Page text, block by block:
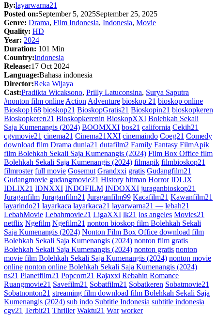
By:layarwarna21
Posted on:September 5, 2025September 25, 2025
Genre: Drama, Film Indonesia, Indonesia, Movie
Quality: HD
Year: 2024
Duration: 101 Min
Country:Indonesia
Release:17 Oct 2024
Language:Bahasa indonesia
Director:Reka Wijaya
Cast:Pradikta Wicaksono, Prilly Latuconsina, Surya Saputra
#nonton film online Action Adventure bioskop 21 bioskop online
Bioskop168 bioskop21 BioskopGratis21 Bioskopin21 bioskopkeren
Bioskopkeren21 Bioskopkerenin BioskopXXI Bolehkah Sekali
Saja Kumenangis (2024) BOOMXXI bos21 california Cekih21
cgvmovie21 cinema21 Cinema21XXI cinemaindo Coeg21 Comedy
download film Drama dunia21 dutafilm2 Family Fantasy FilmApik
film Bolehkah Sekali Saja Kumenangis (2024) Film Box Office film
Bolehkah Sekali Saja Kumenangis (2024) filmapik filmbioskop21
filmroster full movie Gosemut Grandxxi gratis Gudangfilm21
Gudangmovie gudangmovie21 History hitman Horror IDLIX
IDLIX21 IDNXXI INDOFILM INDOXXI juraganbioskop21
Juraganfilm Juraganfilm21 Juraganfilm99 Kacafilm21 Kawanfilm21
layarindo21 layarkaca layarkaca21 layarwarna21 — lebah21
LebahMovie Lebahmovie21 LigaXXI lk21 los angeles Movies21
netflix Ngefilm Ngefilm21 nonton bioskop film Bolehkah Sekali
Saja Kumenangis (2024) Nonton Film Box Office download film
Bolehkah Sekali Saja Kumenangis (2024) nonton film gratis
Bolehkah Sekali Saja Kumenangis (2024) nonton gratis nonton
movie film Bolehkah Sekali Saja Kumenangis (2024) nonton movie
online nonton online Bolehkah Sekali Saja Kumenangis (2024)
ns21 Planetfilm21 Popcorn21 Rajaxxi Rebahin Romance
Ruangmovie21 Savefilm21 Sobatfilm21 Sobatkeren Sobatmovie21
Sobatnonton21 streaming film download film Bolehkah Sekali Saja
Kumenangis (2024) sub indo Subtitle Indonesia subtitle indonesia
cgv21 Terbit21 Thriller Waktu21 War worker